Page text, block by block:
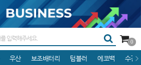
0
우산 보조배터리 텀블러 에코백 수건/